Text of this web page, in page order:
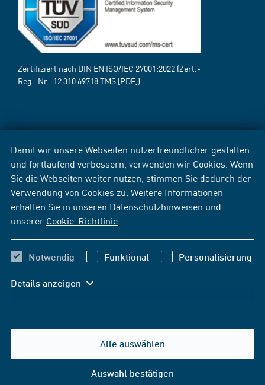
Damit wir unsere Webseiten nutzerfreundlicher gestalten
und fortlaufend verbessern, verwenden wir Cookies. Wenn
Sie die Webseiten weiter nutzen, stimmen Sie dadurch der
Verwendung von Cookies zu. Weitere Informationen
erhalten Sie in unseren Datenschutzhinweisen und
unserer Cookie-Richtlinie
Notwendig Funktional Personalisierung
Details anzeigen
Alle auswählen
Auswahl bestätigen
Zertifiziert nach DIN EN ISO/IEC 27001:2022 (Zert.-
Reg.-Nr.: 12 310 69718 TMS [PDF])